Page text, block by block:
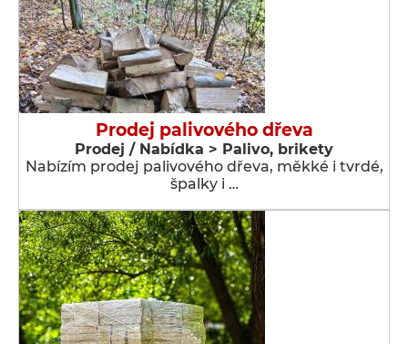
Prodej palivového dřeva
Prodej / Nabídka > Palivo, brikety
Nabízím prodej palivového dřeva, měkké i tvrdé,
špalky i …